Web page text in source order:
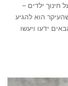
ילדים –
הוא להגיע
ידעו ויעשו